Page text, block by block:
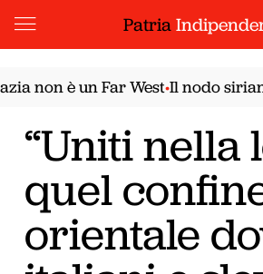
Patria
è un Far West•Il nodo siriano. Il
“Uniti nella
quel
orientale